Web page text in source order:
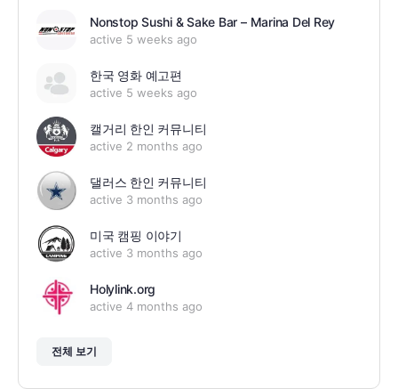
Nonstop Sushi & Sake Bar – Marina Del Rey
active 5 weeks ago
한국 영화 예고편
active 5 weeks ago
캘거리 한인 커뮤니티
active 2 months ago
댈러스 한인 커뮤니티
active 3 months ago
미국 캠핑 이야기
active 3 months ago
Holylink.org
active 4 months ago
전체 보기